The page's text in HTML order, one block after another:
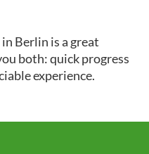
Berlin is a great
both: quick progress
experience.